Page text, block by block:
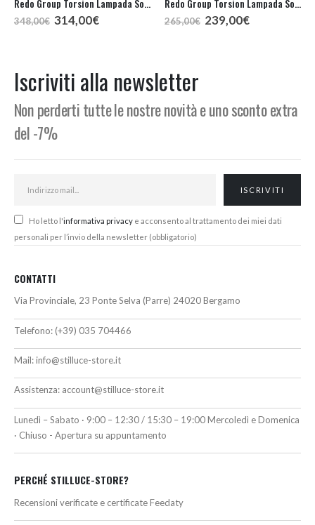
Redo Group Torsion Lampada Sospensione LED 74
348,00€ Il
prezzo
314,00€Il
Redo Group Torsion Lampada Sospensione LED 55
265,00€ Il
prezzo
239,00€Il
Iscriviti alla newsletter
Non perderti tutte le nostre novità e uno sconto extra
del -7%
Ho letto l'informativa privacy e acconsento al trattamento dei miei dati
personali per l’invio della newsletter (obbligatorio)
CONTATTI
Via Provinciale, 23 Ponte Selva (Parre) 24020 Bergamo
Telefono: (+39) 035 704466
Mail:info@stilluce-store.it
Assistenza: account@stilluce-store.it
Lunedì – Sabato · 9:00 – 12:30 / 15:30 – 19:00 Mercoledì e Domenica
· Chiuso - Apertura su appuntamento
PERCHÉ STILLUCE-STORE?
Recensioni verificate e certificate Feedaty